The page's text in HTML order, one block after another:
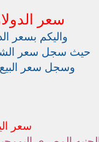
سعر
واليكم بسعر
حيث سجل سعر الشراء
وسجل سعر البيع
سعر